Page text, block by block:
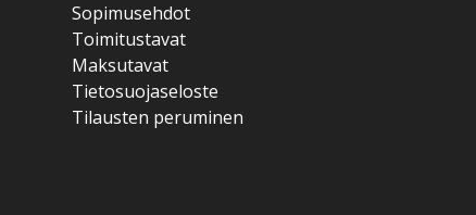
Sopimusehdot
Toimitustavat
Maksutavat
Tietosuojaseloste
Tilausten peruminen